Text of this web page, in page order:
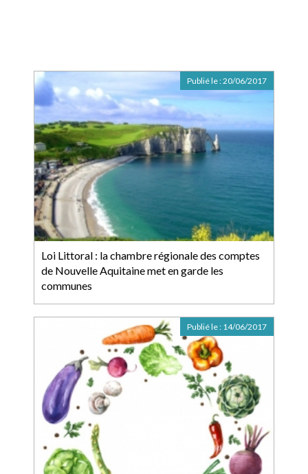
Loi Littoral : la chambre régionale des comptes
de Nouvelle Aquitaine met en garde les
communes
Publié le :20/06/2017
Publié le : 14/06/2017